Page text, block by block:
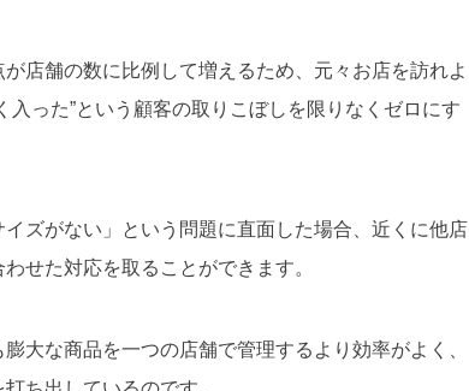
店舗の数に比例して増えるため、元々お店を訪れよ
入った”という顧客の取りこぼしを限りなくゼロにす
ズがない」という問題に直面した場合、近くに他店
せた対応を取ることができます。
大な商品を一つの店舗で管理するより効率がよく、